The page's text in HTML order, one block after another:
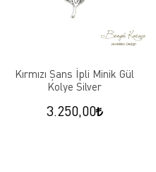
Kırmızı Şans İpli Minik Gül
Kolye Silver
3.250,00